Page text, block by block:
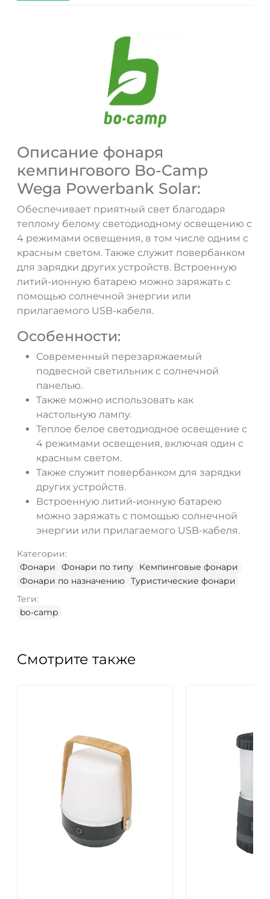
Описание фонаря
кемпингового Bo-Camp
Wega Powerbank Solar:
Обеспечивает приятный свет благодаря
теплому белому светодиодному освещению с
4 режимами освещения, в том числе одним с
красным светом. Также служит повербанком
для зарядки других устройств. Встроенную
литий-ионную батарею можно заряжать с
помощью солнечной энергии или
прилагаемого USB-кабеля.
Особенности:
Современный перезаряжаемый
подвесной светильник с солнечной
панелью.
Также можно использовать как
настольную лампу.
Теплое белое светодиодное освещение с
4 режимами освещения, включая один с
красным светом.
Также служит повербанком для зарядки
других устройств.
Встроенную литий-ионную батарею
можно заряжать с помощью солнечной
энергии или прилагаемого USB-кабеля.
Категории:
Фонари
Фонари по типу
Кемпинговые фонари
Фонари по назначению Туристические фонари
Теги:
bo-camp
Смотрите также
ДА НЕТ